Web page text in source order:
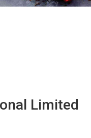
Limited